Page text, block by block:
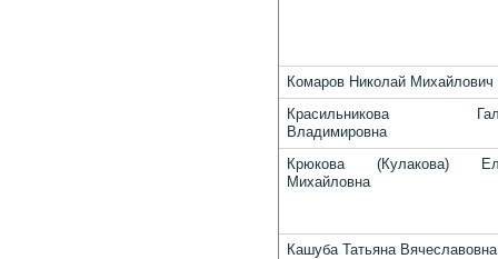
Комаров Николай Михайлович
Красильникова
Владимировна
Крюкова (Кулакова)
Михайловна
Кашуба Татьяна Вячеславовна